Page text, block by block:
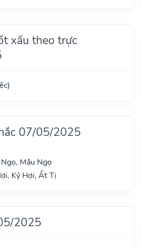
xấu theo trực
07/05/2025
Mậu Ngọ
Kỷ Hợi, Ất Tị
2025